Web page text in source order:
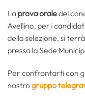
La prova oraledel
Avellino, per i
della selezione, si
presso la Sede
Per confrontarti con
nostrogruppo